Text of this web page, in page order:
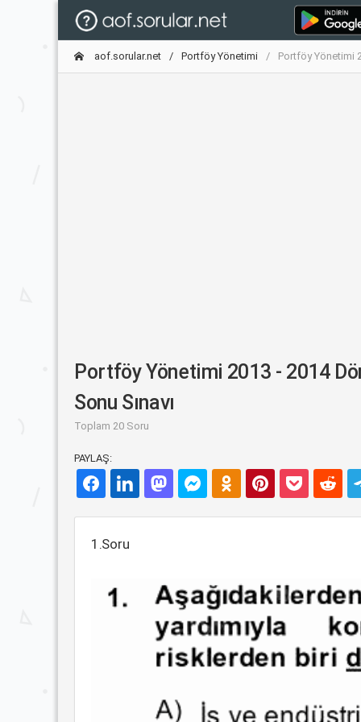
aof.sorular.net Portföy Yönetimi Portföy Yönetimi
Portföy Yönetimi 2013 - 2014
Sonu Sınavı
Toplam 20 Soru
PAYLAŞ:
1.Soru